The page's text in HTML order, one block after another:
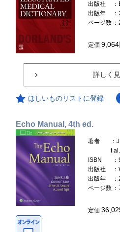
出版社
出版年
ページ数
定価
詳しく
ほしいものリストに登録
Echo Manual, 4th ed.
著者
：
t al.
ISBN
出版社
出版年
ページ数
定価